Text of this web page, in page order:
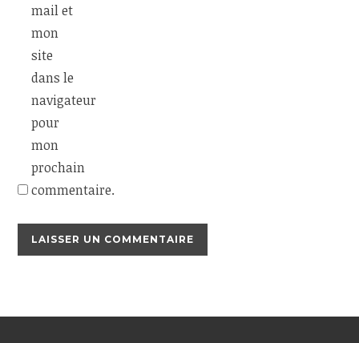
mail et
mon
site
dans le
navigateur
pour
mon
prochain
commentaire.